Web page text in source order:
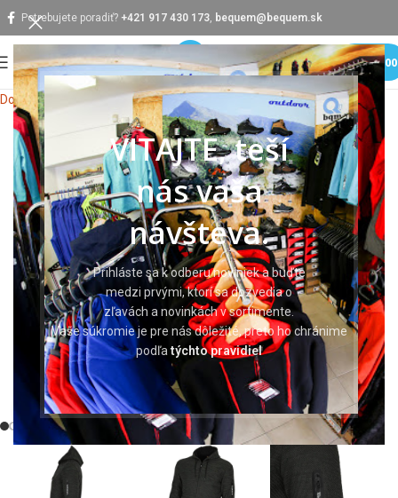
VITAJTE, teší
nás vaša
návšteva.
Prihláste sa k odberu noviniek a buďte
medzi prvými, ktorí sa dozvedia o
zľavách a novinkách v sortimente.
Vaše súkromie je pre nás dôležité, preto ho chránime
podľatýchto pravidiel
Potrebujete poradiť? +421 917 430 173, bequem@bequem.sk
MENU
Domov Pracovné odevy Pracovné mikiny Mikiny
Klikni pre zväčšenie